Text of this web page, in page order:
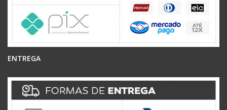
ENTREGA